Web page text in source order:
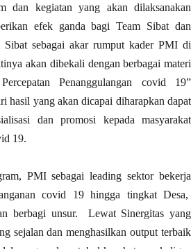
dan kegiatan yang akan dilaksanakan
efek ganda bagi Team Sibat dan
Sibat sebagai akar rumput kader PMI di
akan dibekali dengan berbagai materi
Penanggulangan covid 19”
hasil yang akan dicapai diharapkan dapat
dan promosi kepada masyarakat
19.
PMI sebagai leading sektor bekerja
covid 19 hingga tingkat Desa,
berbagi unsur. Lewat Sinergitas yang
sejalan dan menghasilkan output terbaik